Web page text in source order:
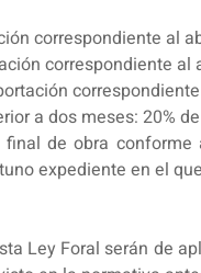
correspondiente al
correspondiente al
a dos meses: 20%
de obra
expediente en el
Ley Foral serán de